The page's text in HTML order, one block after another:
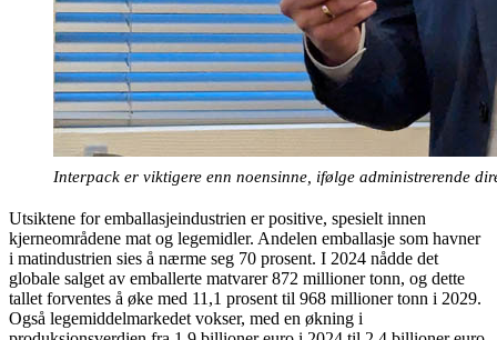
Interpack er viktigere enn noensinne, ifølge administrerende
Utsiktene for emballasjeindustrien er positive, spesielt innen
kjerneområdene mat og legemidler. Andelen emballasje som havner
i matindustrien sies å nærme seg 70 prosent. I 2024 nådde det
globale salget av emballerte matvarer 872 millioner tonn, og dette
tallet forventes å øke med 11,1 prosent til 968 millioner tonn i 2029.
Også legemiddelmarkedet vokser, med en økning i